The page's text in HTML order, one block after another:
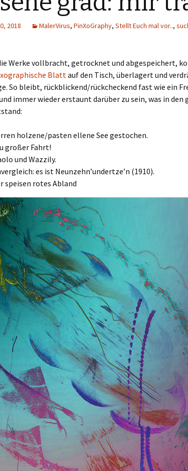
2018 MalerVirus, PinXoGraphy, Stellt Euch mal vor..,
Werke vollbracht, getrocknet und abgespeichert,
Blattauf den Tisch, überlagert und
So bleibt, rückblickend/rückcheckend fast wie ein
immer wieder erstaunt darüber zu sein, was in den
holzene/pasten ellene See gestochen.
großer Fahrt!
und Wazzily.
es ist Neunzehn’undertze’n (1910).
speisen rotes Abland